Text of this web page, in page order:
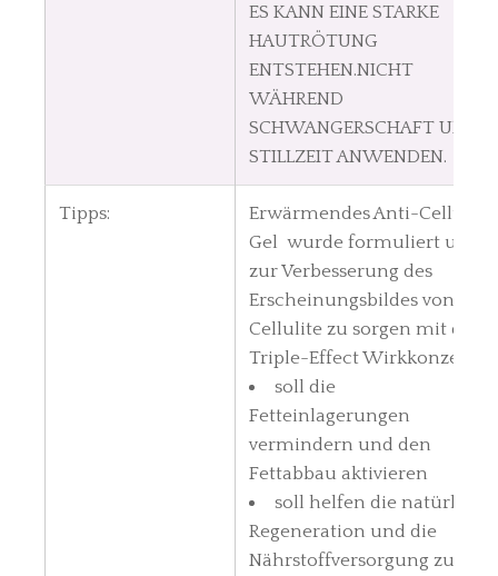
ES KANN EINE STARKE
HAUTRÖTUNG
ENTSTEHEN.NICHT
WÄHREND
SCHWANGERSCHAFT UND
STILLZEIT ANWENDEN.
Tipps:
Erwärmendes Anti-Cellulite
Gel wurde formuliert um
zur Verbesserung des
Erscheinungsbildes von
Cellulite zu sorgen mit dem
Triple-Effect Wirkkonzept:
soll die
Fetteinlagerungen
vermindern und den
Fettabbau aktivieren
soll helfen die natürliche
Regeneration und die
Nährstoffversorgung zu